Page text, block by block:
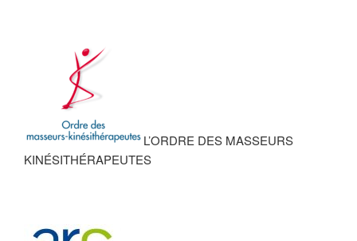
L’ORDRE DES MASSEURS
KINÉSITHÉRAPEUTES